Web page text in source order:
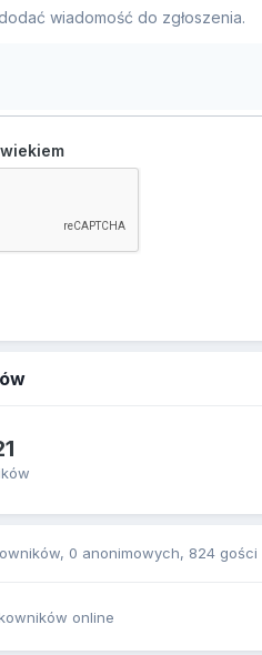
wiadomość do zgłoszenia.
, 0 anonimowych, 824 gości
online